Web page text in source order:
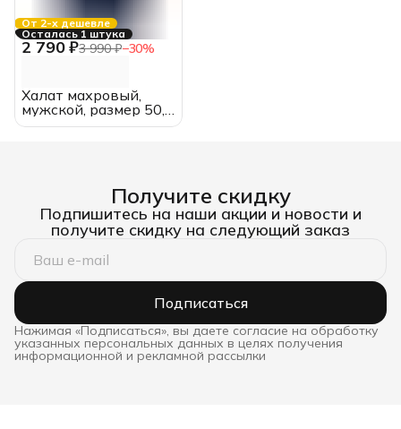
От 2-х дешевле
Осталась 1 штука
2 790 ₽3 990 ₽−30%
Халат махровый,
мужской, размер 50,
синий, хлопок
Получите скидку
Подпишитесь на наши акции и новости и
получите скидку на следующий заказ
Подписаться
Нажимая «Подписаться», вы даете согласие на обработку
указанных персональных данных в целях получения
информационной и рекламной рассылки